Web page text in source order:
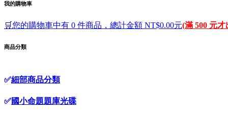
我的購物車
🛒您的購物車中有 0 件商品，總計金額 NT$0.00元(滿 500 元才
商品分類
✅細部商品分類
✅國小命題題庫光碟